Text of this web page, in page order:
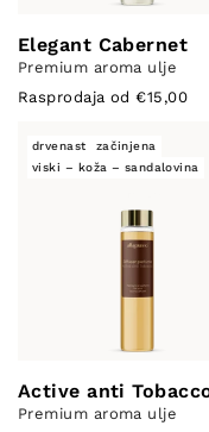
Elegant Cabernet
Premium aroma ulje
Rasprodaja od €15,00
drvenast
začinjena
viski – koža – sandalovina
Active anti
Premium aroma ulje